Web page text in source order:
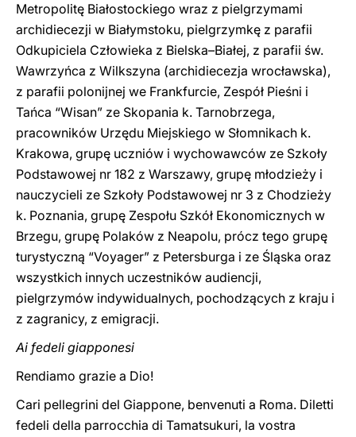
Metropolitę Białostockiego wraz z pielgrzymami
archidiecezji w Białymstoku, pielgrzymkę z parafii
Odkupiciela Człowieka z Bielska–Białej, z parafii św.
Wawrzyńca z Wilkszyna (archidiecezja wrocławska),
z parafii polonijnej we Frankfurcie, Zespół Pieśni i
Tańca “Wisan” ze Skopania k. Tarnobrzega,
pracowników Urzędu Miejskiego w Słomnikach k.
Krakowa, grupę uczniów i wychowawców ze Szkoły
Podstawowej nr 182 z Warszawy, grupę młodzieży i
nauczycieli ze Szkoły Podstawowej nr 3 z Chodzieży
k. Poznania, grupę Zespołu Szkół Ekonomicznych w
Brzegu, grupę Polaków z Neapolu, prócz tego grupę
turystyczną “Voyager” z Petersburga i ze Śląska oraz
wszystkich innych uczestników audiencji,
pielgrzymów indywidualnych, pochodzących z kraju i
z zagranicy, z emigracji.
Ai fedeli giapponesi
Rendiamo grazie a Dio!
Cari pellegrini del Giappone, benvenuti a Roma. Diletti
fedeli della parrocchia di Tamatsukuri, la vostra